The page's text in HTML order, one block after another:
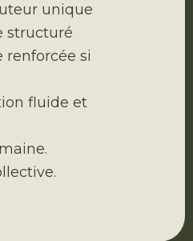
unique
structuré
renforcée si
fluide et